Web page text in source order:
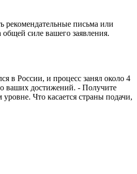
рекомендательные письма или
силе вашего заявления.
в России, и процесс занял около 4
ваших достижений. - Получите
Что касается страны подачи,